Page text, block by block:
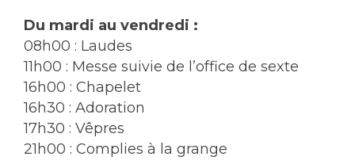
Du mardi au vendredi :
08h00 : Laudes
11h00 : Messe suivie de l’office de sexte
16h00 : Chapelet
16h30 : Adoration
17h30 : Vêpres
21h00 : Complies à la grange